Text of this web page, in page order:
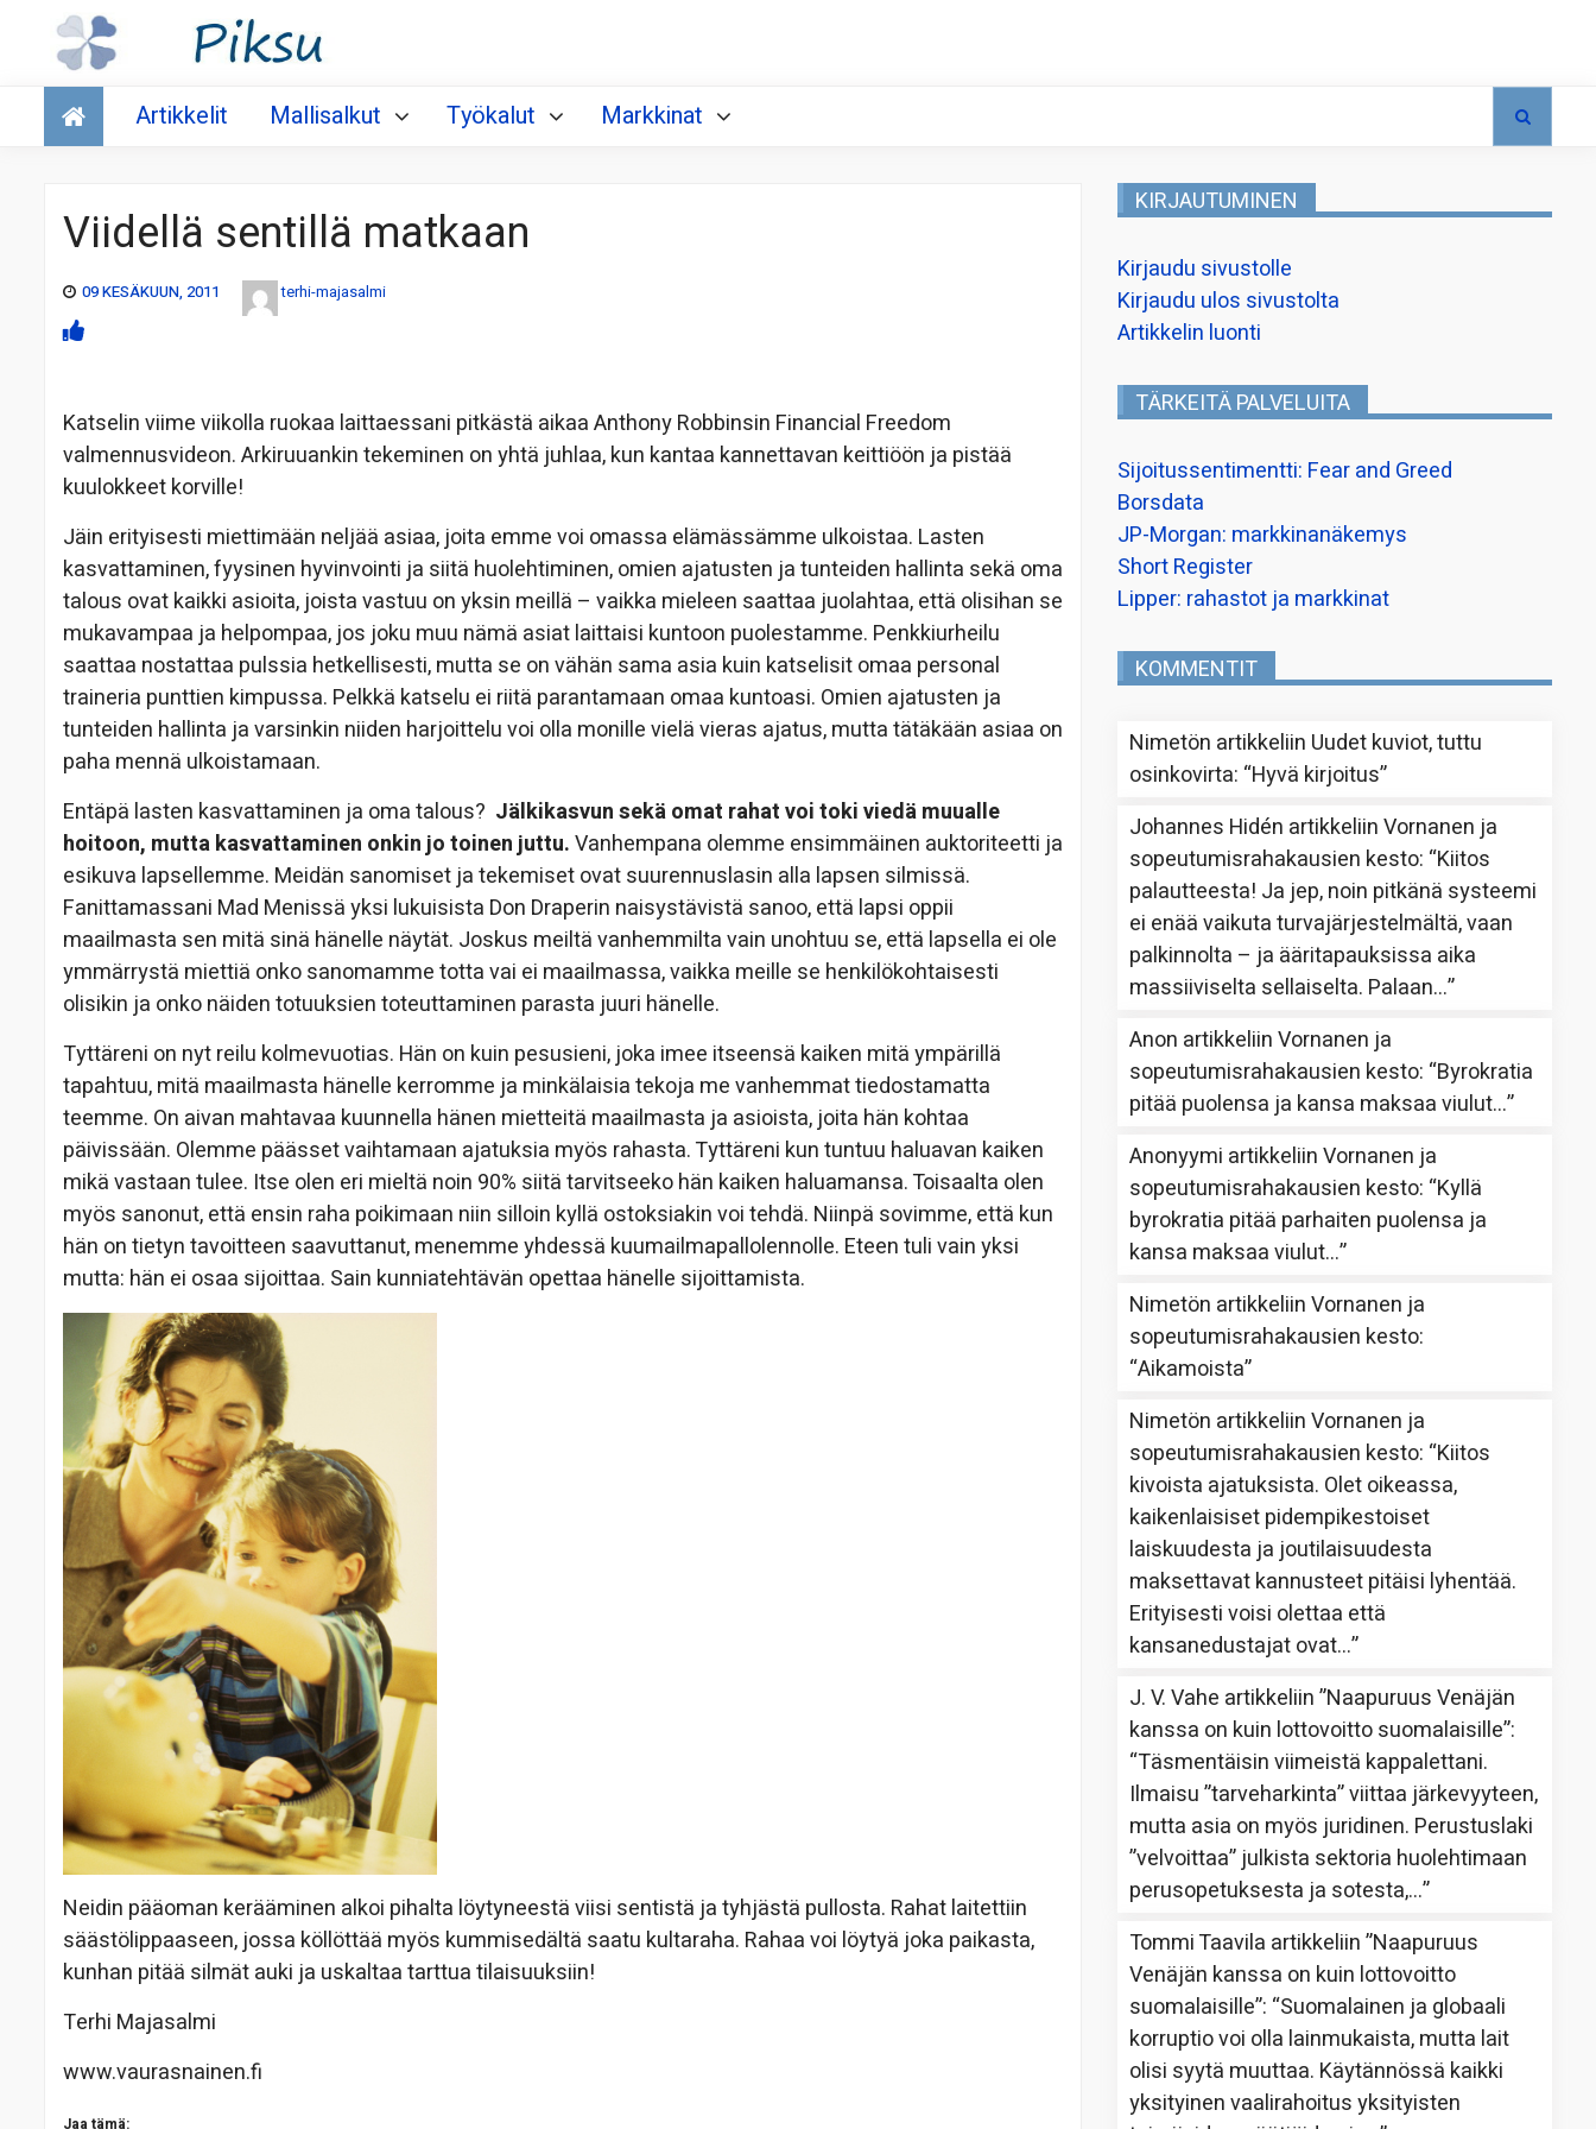
Talous
Artikkelit Mallisalkut Työkalut Markkinat
Viidellä sentillä matkaan
09 KESÄKUUN, 2011 terhi-majasalmi
Katselin viime viikolla ruokaa laittaessani pitkästä aikaa Anthony Robbinsin Financial Freedom
valmennusvideon. Arkiruuankin tekeminen on yhtä juhlaa, kun kantaa kannettavan keittiöön ja pistää
kuulokkeet korville!
Jäin erityisesti miettimään neljää asiaa, joita emme voi omassa elämässämme ulkoistaa. Lasten
kasvattaminen, fyysinen hyvinvointi ja siitä huolehtiminen, omien ajatusten ja tunteiden hallinta sekä oma
talous ovat kaikki asioita, joista vastuu on yksin meillä – vaikka mieleen saattaa juolahtaa, että olisihan se
mukavampaa ja helpompaa, jos joku muu nämä asiat laittaisi kuntoon puolestamme. Penkkiurheilu
saattaa nostattaa pulssia hetkellisesti, mutta se on vähän sama asia kuin katselisit omaa personal
traineria punttien kimpussa. Pelkkä katselu ei riitä parantamaan omaa kuntoasi. Omien ajatusten ja
tunteiden hallinta ja varsinkin niiden harjoittelu voi olla monille vielä vieras ajatus, mutta tätäkään asiaa on
paha mennä ulkoistamaan.
Entäpä lasten kasvattaminen ja oma talous? Jälkikasvun sekä omat rahat voi toki viedä muualle
hoitoon, mutta kasvattaminen onkin jo toinen juttu.Vanhempana olemme ensimmäinen auktoriteetti ja
esikuva lapsellemme. Meidän sanomiset ja tekemiset ovat suurennuslasin alla lapsen silmissä.
Fanittamassani Mad Menissä yksi lukuisista Don Draperin naisystävistä sanoo, että lapsi oppii
maailmasta sen mitä sinä hänelle näytät. Joskus meiltä vanhemmilta vain unohtuu se, että lapsella ei ole
ymmärrystä miettiä onko sanomamme totta vai ei maailmassa, vaikka meille se henkilökohtaisesti
olisikin ja onko näiden totuuksien toteuttaminen parasta juuri hänelle.
Tyttäreni on nyt reilu kolmevuotias. Hän on kuin pesusieni, joka imee itseensä kaiken mitä ympärillä
tapahtuu, mitä maailmasta hänelle kerromme ja minkälaisia tekoja me vanhemmat tiedostamatta
teemme. On aivan mahtavaa kuunnella hänen mietteitä maailmasta ja asioista, joita hän kohtaa
päivissään. Olemme päässet vaihtamaan ajatuksia myös rahasta. Tyttäreni kun tuntuu haluavan kaiken
mikä vastaan tulee. Itse olen eri mieltä noin 90% siitä tarvitseeko hän kaiken haluamansa. Toisaalta olen
myös sanonut, että ensin raha poikimaan niin silloin kyllä ostoksiakin voi tehdä. Niinpä sovimme, että kun
hän on tietyn tavoitteen saavuttanut, menemme yhdessä kuumailmapallolennolle. Eteen tuli vain yksi
mutta: hän ei osaa sijoittaa. Sain kunniatehtävän opettaa hänelle sijoittamista.
Neidin pääoman kerääminen alkoi pihalta löytyneestä viisi sentistä ja tyhjästä pullosta. Rahat laitettiin
säästölippaaseen, jossa köllöttää myös kummisedältä saatu kultaraha. Rahaa voi löytyä joka paikasta,
kunhan pitää silmät auki ja uskaltaa tarttua tilaisuuksiin!
Terhi Majasalmi
www.vaurasnainen.fi
Jaa tämä:
KIRJAUTUMINEN
Kirjaudu sivustolle
Kirjaudu ulos sivustolta
Artikkelin luonti
TÄRKEITÄ PALVELUITA
Sijoitussentimentti: Fear and Greed
Borsdata
JP-Morgan: markkinanäkemys
Short Register
Lipper: rahastot ja markkinat
KOMMENTIT
Nimetön artikkeliin Uudet kuviot, tuttu
osinkovirta: “Hyvä kirjoitus”
Johannes Hidén artikkeliinVornanen ja
sopeutumisrahakausien kesto: “Kiitos
palautteesta! Ja jep, noin pitkänä systeemi
ei enää vaikuta turvajärjestelmältä, vaan
palkinnolta – ja ääritapauksissa aika
massiiviselta sellaiselta. Palaan…”
Anon artikkeliinVornanen ja
sopeutumisrahakausien kesto: “Byrokratia
pitää puolensa ja kansa maksaa viulut…”
Anonyymi artikkeliinVornanen ja
sopeutumisrahakausien kesto: “Kyllä
byrokratia pitää parhaiten puolensa ja
kansa maksaa viulut…”
Nimetön artikkeliinVornanen ja
sopeutumisrahakausien kesto:
“Aikamoista”
Nimetön artikkeliinVornanen ja
sopeutumisrahakausien kesto: “Kiitos
kivoista ajatuksista. Olet oikeassa,
kaikenlaisiset pidempikestoiset
laiskuudesta ja joutilaisuudesta
maksettavat kannusteet pitäisi lyhentää.
Erityisesti voisi olettaa että
kansanedustajat ovat…”
J. V. Vahe artikkeliin”Naapuruus Venäjän
kanssa on kuin lottovoitto suomalaisille”:
“Täsmentäisin viimeistä kappalettani.
Ilmaisu ”tarveharkinta” viittaa järkevyyteen,
mutta asia on myös juridinen. Perustuslaki
”velvoittaa” julkista sektoria huolehtimaan
perusopetuksesta ja sotesta,…”
Tommi Taavila artikkeliin”Naapuruus
Venäjän kanssa on kuin lottovoitto
suomalaisille”: “Suomalainen ja globaali
korruptio voi olla lainmukaista, mutta lait
olisi syytä muuttaa. Käytännössä kaikki
yksityinen vaalirahoitus yksityisten